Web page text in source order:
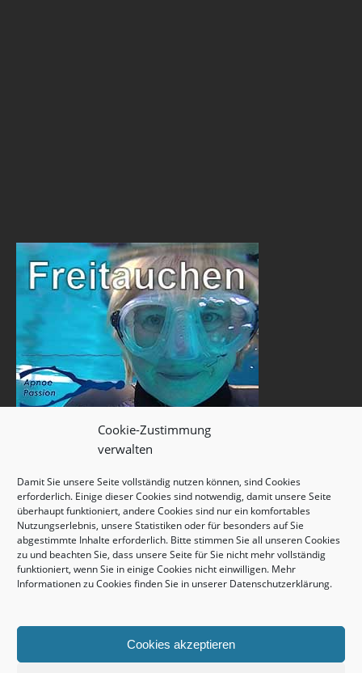
Cookie-Zustimmung
verwalten
Damit Sie unsere Seite vollständig nutzen können, sind Cookies
erforderlich. Einige dieser Cookies sind notwendig, damit unsere Seite
überhaupt funktioniert, andere Cookies sind nur ein komfortables
Nutzungserlebnis, unsere Statistiken oder für besonders auf Sie
abgestimmte Inhalte erforderlich. Bitte stimmen Sie all unseren Cookies
zu und beachten Sie, dass unsere Seite für Sie nicht mehr vollständig
funktioniert, wenn Sie in einige Cookies nicht einwilligen. Mehr
Informationen zu Cookies finden Sie in unserer Datenschutzerklärung.
Cookies akzeptieren